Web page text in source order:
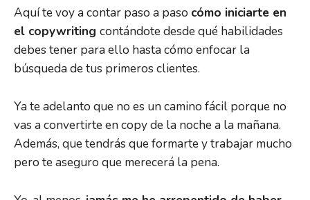
Aquí te voy a contar paso a paso cómo iniciarte en
el copywriting contándote desde qué habilidades
debes tener para ello hasta cómo enfocar la
búsqueda de tus primeros clientes.
Ya te adelanto que no es un camino fácil porque no
vas a convertirte en copy de la noche a la mañana.
Además, que tendrás que formarte y trabajar mucho
pero te aseguro que merecerá la pena.